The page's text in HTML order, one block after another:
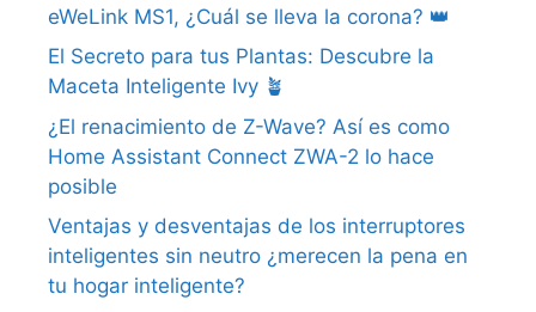
eWeLink MS1, ¿Cuál se lleva la corona? 👑
El Secreto para tus Plantas: Descubre la
Maceta Inteligente Ivy 🪴
¿El renacimiento de Z-Wave? Así es como
Home Assistant Connect ZWA-2 lo hace
posible
Ventajas y desventajas de los interruptores
inteligentes sin neutro ¿merecen la pena en
tu hogar inteligente?